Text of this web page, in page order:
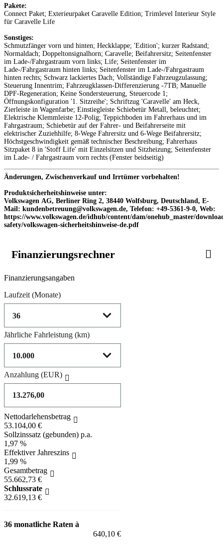
Pakete:
Connect Paket; Exterieurpaket Caravelle Edition; Trimlevel Interieur Style
für Caravelle Life
Sonstiges:
Schmutzfänger vorn und hinten; Heckklappe; 'Edition'; kurzer Radstand;
Normaldach; Doppeltonsignalhorn; Caravelle; Beifahrersitz; Seitenfenster
im Lade-/Fahrgastraum vorn links; Life; Seitenfenster im
Lade-/Fahrgastraum hinten links; Seitenfenster im Lade-/Fahrgastraum
hinten rechts; Schwarz lackiertes Dach; Vollständige Fahrzeugzulassung;
Steuerung Innentrim; Fahrzeugklassen-Differenzierung -7TB; Manuelle
DPF-Regeneration; Keine Sondersteuerung, Steuercode 1;
Öffnungskonfiguration '1. Sitzreihe'; Schriftzug 'Caravelle' am Heck,
Zierleiste in Wagenfarbe; Einstiegleiste Schiebetür Metall, beleuchtet;
Elektrische Klemmleiste 12-Polig; Teppichboden im Fahrerhaus und im
Fahrgastraum; Schiebetür auf der Fahrer- und Beifahrerseite mit
elektrischer Zuziehhilfe; 8-Wege Fahrersitz und 6-Wege Beifahrersitz;
Höchstgeschwindigkeit gemäß technischer Beschreibung; Fahrerhaus
Sitzpaket 8 in 'Stoff Life' mit Einzelsitzen und Sitzheizung; Seitenfenster
im Lade- / Fahrgastraum vorn rechts (Fenster beidseitig)
Änderungen, Zwischenverkauf und Irrtümer vorbehalten!
Produktsicherheitshinweise unter:
Volkswagen AG, Berliner Ring 2, 38440 Wolfsburg, Deutschland, E-
Mail: kundenbetreuung@volkswagen.de, Telefon: +49-5361-9-0, Web:
https://www.volkswagen.de/idhub/content/dam/onehub_master/
safety/volkswagen-sicherheitshinweise-de.pdf
Finanzierungsrechner
Finanzierungsangaben
Laufzeit (Monate)
Jährliche Fahrleistung (km)
Anzahlung (EUR)
Nettodarlehensbetrag
53.104,00 €
Sollzinssatz (gebunden) p.a.
1,97 %
Effektiver Jahreszins
1,99 %
Gesamtbetrag
55.662,73 €
Schlussrate
32.619,13 €
36 monatliche Raten à
640,10 €